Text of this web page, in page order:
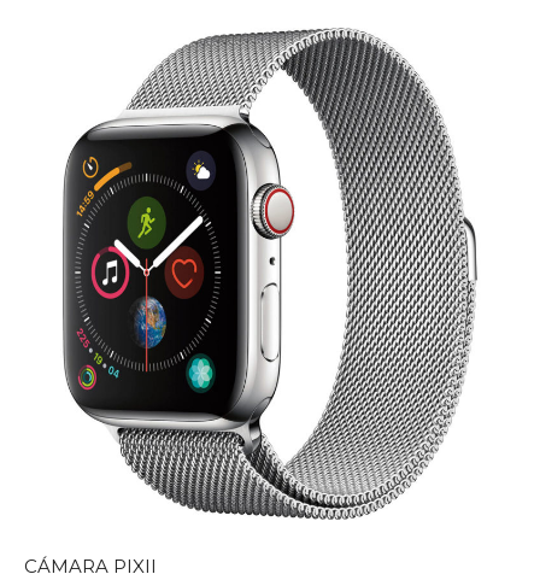
CÁMARA PIXII